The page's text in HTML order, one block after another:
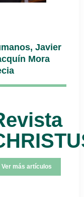
, Javier
Mora
Ver más artículos